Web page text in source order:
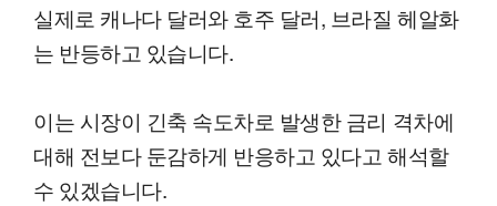
실제로 캐나다 달러와 호주 달러, 브라질 헤알화
는 반등하고 있습니다.
이는 시장이 긴축 속도차로 발생한 금리 격차에
대해 전보다 둔감하게 반응하고 있다고 해석할
수 있겠습니다.